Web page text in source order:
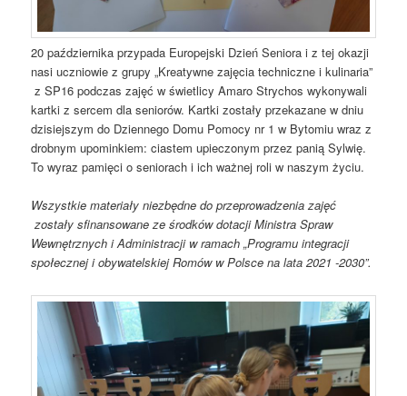
20 października przypada Europejski Dzień Seniora i z tej okazji
nasi uczniowie z grupy „Kreatywne zajęcia techniczne i kulinaria”
z SP16 podczas zajęć w świetlicy Amaro Strychos wykonywali
kartki z sercem dla seniorów. Kartki zostały przekazane w dniu
dzisiejszym do Dziennego Domu Pomocy nr 1 w Bytomiu wraz z
drobnym upominkiem: ciastem upieczonym przez panią Sylwię.
To wyraz pamięci o seniorach i ich ważnej roli w naszym życiu.
Wszystkie materiały niezbędne do przeprowadzenia zajęć
zostały sfinansowane ze środków dotacji Ministra Spraw
Wewnętrznych i Administracji w ramach „Programu integracji
społecznej i obywatelskiej Romów w Polsce na lata 2021 -2030”.